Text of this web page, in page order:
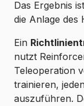
Das Ergebnis
die Anlage des
Ein
nutzt
Teleoperation
trainieren,
auszuführen.